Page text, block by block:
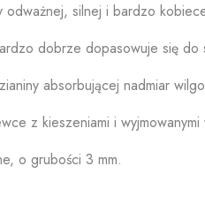
odważnej, silnej i bardzo
dobrze dopasowuje się
absorbującej nadmiar
z kieszeniami i wyjmowanymi
o grubości 3 mm.